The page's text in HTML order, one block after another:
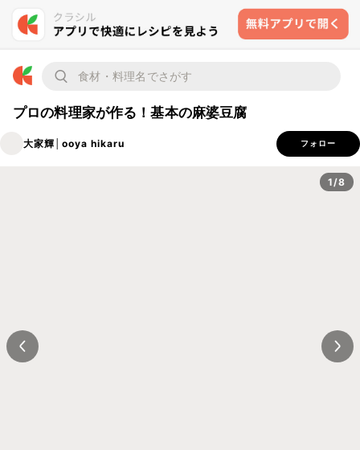
プロの料理家が作る！基本の麻婆豆腐
大家輝│ooya hikaru フォロー
1/8